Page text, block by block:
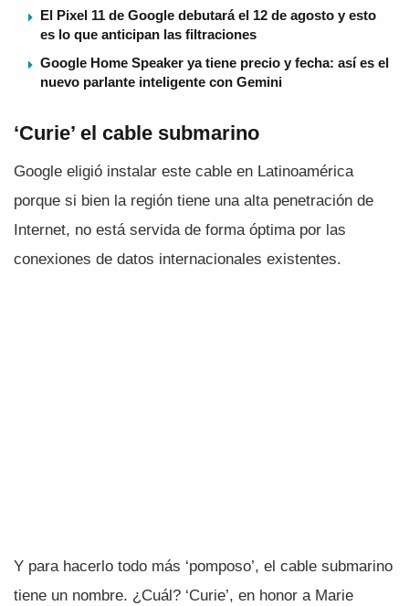
El Pixel 11 de Google debutará el 12 de agosto y esto
es lo que anticipan las filtraciones
Google Home Speaker ya tiene precio y fecha: así es el
nuevo parlante inteligente con Gemini
‘Curie’ el cable submarino
Google eligió instalar este cable en Latinoamérica
porque si bien la región tiene una alta penetración de
Internet, no está servida de forma óptima por las
conexiones de datos internacionales existentes.
Y para hacerlo todo más ‘pomposo’, el cable submarino
tiene un nombre. ¿Cuál? ‘Curie’, en honor a Marie